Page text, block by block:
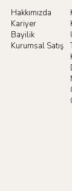
Hakkımızda
Kariyer
Bayilik
Kurumsal Satış